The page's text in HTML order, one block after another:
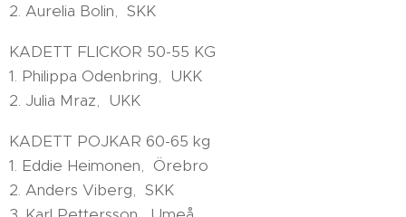
2. Aurelia Bolin, SKK
KADETT FLICKOR 50-55 KG
1. Philippa Odenbring, UKK
2. Julia Mraz, UKK
KADETT POJKAR 60-65 kg
1. Eddie Heimonen, Örebro
2. Anders Viberg, SKK